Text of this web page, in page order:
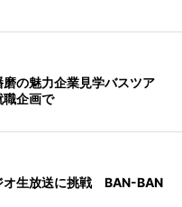
の魅力企業見学バスツア
企画で
オ生放送に挑戦 BAN-BAN